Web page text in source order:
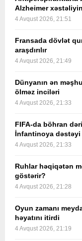
Alzheimer
4 Avqust 2026, 21:51
Fransada dövlət
araşdırılır
4 Avqust 2026, 21:49
Dünyanın ən
ölməz inciləri
4 Avqust 2026, 21:33
FIFA-da böhran
İnfantinoya
4 Avqust 2026, 21:33
Ruhlar həqiqətən
göstərir?
4 Avqust 2026, 21:28
Oyun zamanı
həyatını itirdi
4 Avqust 2026, 21:19